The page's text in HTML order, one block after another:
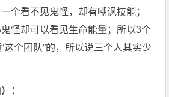
个看不见鬼怪，却有嘲讽技能；
怪却可以看见生命能量；所以3个
这个团队”的，所以说三个人其实少
：